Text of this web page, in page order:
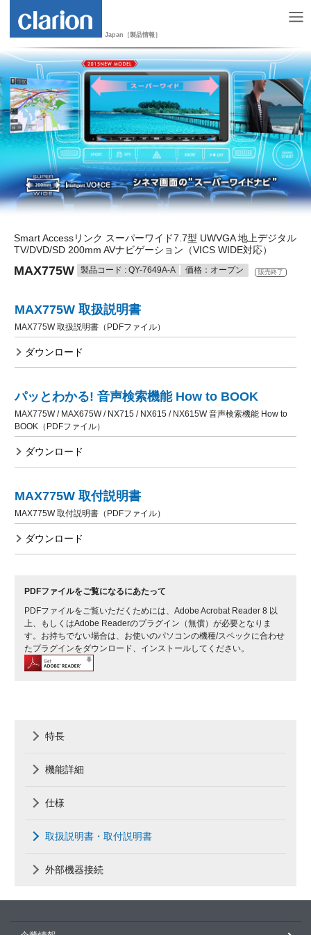
Japan［製品情報］
Smart Accessリンク スーパーワイド7.7型 UWVGA 地上デジタル
TV/DVD/SD 200mm AVナビゲーション（VICS WIDE対応）
MAX775W 製品コード : QY-7649A-A 価格：オープン 販売終了
MAX775W 取扱説明書
MAX775W 取扱説明書（PDFファイル）
ダウンロード
パッとわかる! 音声検索機能 How to BOOK
MAX775W / MAX675W / NX715 / NX615 / NX615W 音声検索機能 How to
BOOK（PDFファイル）
ダウンロード
MAX775W 取付説明書
MAX775W 取付説明書（PDFファイル）
ダウンロード
PDFファイルをご覧になるにあたって
PDFファイルをご覧いただくためには、Adobe Acrobat Reader 8 以
上、もしくはAdobe Readerのプラグイン（無償）が必要となりま
す。お持ちでない場合は、お使いのパソコンの機種/スペックに合わせ
たプラグインをダウンロード、インストールしてください。
特長
機能詳細
仕様
取扱説明書・取付説明書
外部機器接続